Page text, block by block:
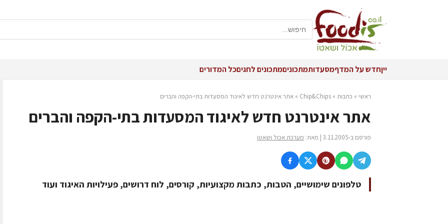
ייןחדש על המדףמסעדותמתכוניםמתכונים לחגיםכל המדורים
ראשי » כתבות »
Chip&Chips
» אתר אינטרנט חדש לאיגוד המסעדות בתי-הקפה והברים
אתר אינטרנט חדש לאיגוד המסעדות בתי-הקפה והברים
פורסם ב-3.11.2005 | מאת: מערכת אכול ושאטו
טלפונים שימושיים, הטבות, כתבות מקצועיות, קורסים, לוח דרושים, פעילויות האיגוד ועוד